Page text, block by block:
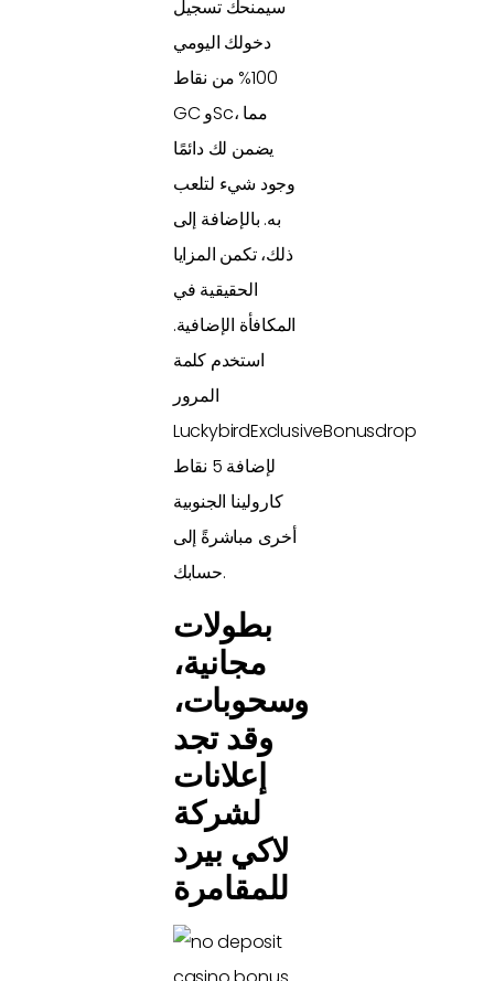
سيمنحك تسجيل
دخولك اليومي
100% من نقاط
GC وSc، مما
يضمن لك دائمًا
وجود شيء لتلعب
به. بالإضافة إلى
ذلك، تكمن المزايا
الحقيقية في
المكافأة الإضافية.
استخدم كلمة
المرور
LuckybirdExclusiveBonusdrop
لإضافة 5 نقاط
كارولينا الجنوبية
أخرى مباشرةً إلى
حسابك.
بطولات
مجانية،
وسحوبات،
وقد تجد
إعلانات
لشركة
لاكي بيرد
للمقامرة